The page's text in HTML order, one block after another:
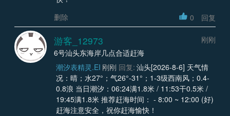
删除
0 回复
游客_12973
刚刚
6号汕头东海岸几点合适赶海
潮汐表精灵.EI 刚刚 回复: 汕头[2026-8-6] 天气情
况：晴；水27°；气26°-31°；1-3级西南风；0.4-
0.8浪 当日潮汐：06:24满1.8米 / 11:53干0.5米 /
19:45满1.8米 推荐赶海时间： - 8:00 ~ 12:00 (好)
赶海注意安全，祝你赶海愉快！